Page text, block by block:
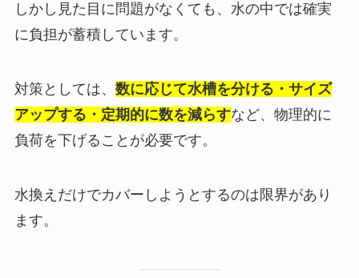
しかし見た目に問題がなくても、水の中では確実
に負担が蓄積しています。
対策としては、 数に応じて水槽を分ける・サイズ
アップする・定期的に数を減らすなど、物理的に
負荷を下げることが必要です。
水換えだけでカバーしようとするのは限界があり
ます。